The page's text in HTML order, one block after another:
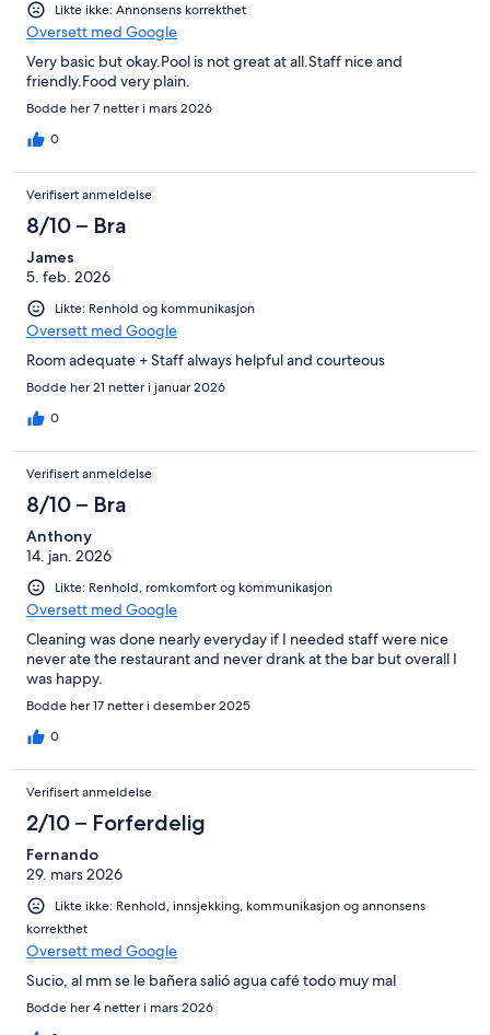
Likte ikke: Annonsens korrekthet
Oversett med Google
Very basic but okay.Pool is not great at all.Staff nice and
friendly.Food very plain.
Bodde her 7 netter i mars 2026
0
Verifisert anmeldelse
8/10 – Bra
James
5. feb. 2026
Likte: Renhold og kommunikasjon
Oversett med Google
Room adequate + Staff always helpful and courteous
Bodde her 21 netter i januar 2026
0
Verifisert anmeldelse
8/10 – Bra
Anthony
14. jan. 2026
Likte: Renhold, romkomfort og kommunikasjon
Oversett med Google
Cleaning was done nearly everyday if I needed staff were nice
never ate the restaurant and never drank at the bar but overall I
was happy.
Bodde her 17 netter i desember 2025
0
Verifisert anmeldelse
2/10 – Forferdelig
Fernando
29. mars 2026
Likte ikke: Renhold, innsjekking, kommunikasjon og annonsens
korrekthet
Oversett med Google
Sucio, al mm se le bañera salió agua café todo muy mal
Bodde her 4 netter i mars 2026